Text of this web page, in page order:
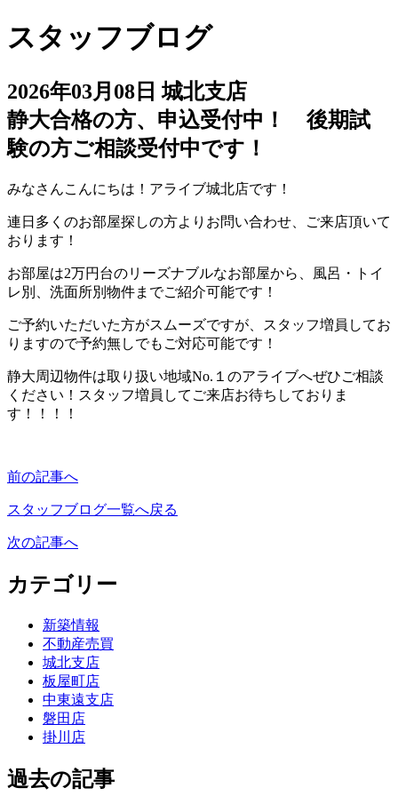
スタッフブログ
2026年03月08日城北支店
静大合格の方、申込受付中！ 後期試
験の方ご相談受付中です！
みなさんこんにちは！アライブ城北店です！
連日多くのお部屋探しの方よりお問い合わせ、ご来店頂いて
おります！
お部屋は2万円台のリーズナブルなお部屋から、風呂・トイ
レ別、洗面所別物件までご紹介可能です！
ご予約いただいた方がスムーズですが、スタッフ増員してお
りますので予約無しでもご対応可能です！
静大周辺物件は取り扱い地域No.１のアライブへぜひご相談
ください！スタッフ増員してご来店お待ちしておりま
す！！！！
前の記事へ
スタッフブログ一覧へ戻る
次の記事へ
カテゴリー
新築情報
不動産売買
城北支店
板屋町店
中東遠支店
磐田店
掛川店
過去の記事